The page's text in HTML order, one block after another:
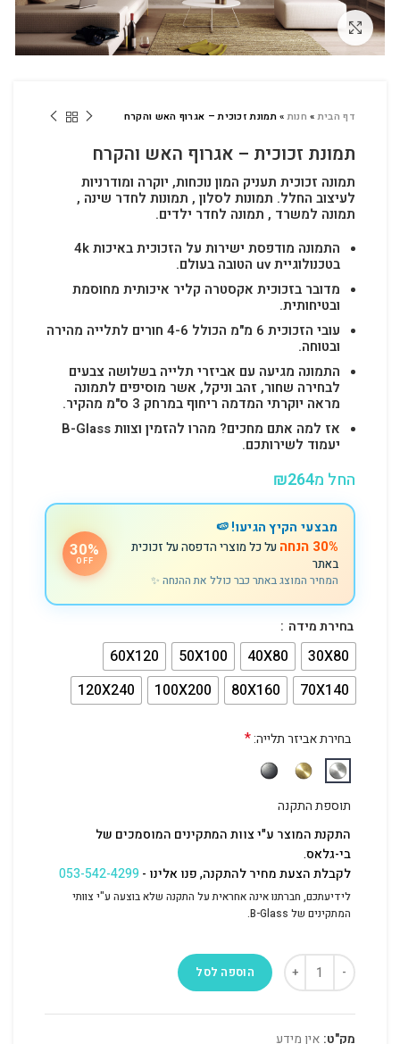
לחץ להגדלה
דף הבית» חנות»תמונת זכוכית – אגרוף האש והקרח
תמונת זכוכית – אגרוף האש והקרח
תמונה זכוכית תעניק המון נוכחות, יוקרה ומודרניות
לעיצוב החלל. תמונות לסלון , תמונות לחדר שינה ,
תמונה למשרד , תמונה לחדר ילדים.
התמונה מודפסת ישירות על הזכוכית באיכות 4k
בטכנולוגיית uv הטובה בעולם.
מדובר בזכוכית אקסטרה קליר איכותית מחוסמת
ובטיחותית.
עובי הזכוכית 6 מ"מ הכולל 4-6 חורים לתלייה מהירה
ובטוחה.
התמונה מגיעה עם אביזרי תלייה בשלושה צבעים
לבחירה שחור, זהב וניקל, אשר מוסיפים לתמונה
מראה יוקרתי המדמה ריחוף במרחק 3 ס"מ מהקיר.
אז למה אתם מחכים? מהרו להזמין וצוות B-Glass
יעמוד לשירותכם.
החל מ ₪264
מבצעי הקיץ הגיעו! 🍉
30% הנחה
על כל מוצרי הדפסה על זכוכית
באתר
המחיר המוצג באתר כבר כולל את ההנחה ✨
30%
OFF
בחירת מידה
30X80
40X80
50X100
60X120
70X140
80X160
100X200
120X240
בחירת אביזר תלייה:*
תוספת התקנה
התקנת המוצר ע"י צוות המתקינים המוסמכים של
בי-גלאס.
לקבלת הצעת מחיר להתקנה, פנו אלינו -053-542-4299
לידיעתכם, חברתנו אינה אחראית על התקנה שלא בוצעה ע"י צוותי
המתקינים של B-Glass.
הוספה לסל
מק"ט: אין מידע